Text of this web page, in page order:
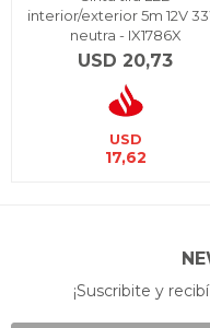
interior/exterior 5m 12V
neutra - IX1786X
USD 20,73
USD
17,62
¡Suscribite y